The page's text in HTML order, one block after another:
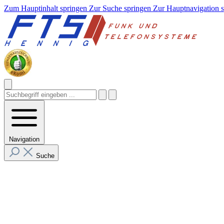
Zum Hauptinhalt springen Zur Suche springen Zur Hauptnavigation
Navigation
Suche